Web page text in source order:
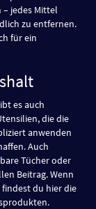
jedes Mittel
zu entfernen.
für ein
es auch
die die
anwenden
Auch
Tücher oder
Beitrag. Wenn
du hier die